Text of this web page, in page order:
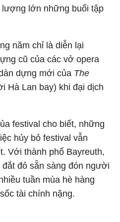
lượng lớn những buổi tập
năm chỉ là diễn lại
cũ của các vở opera
dựng mới của The
Hà Lan bay) khi đại dịch
festival cho biết, những
hủy bỏ festival vẫn
Với thành phố Bayreuth,
đỏ sẵn sàng đón người
tuần mùa hè hàng
tài chính nặng.